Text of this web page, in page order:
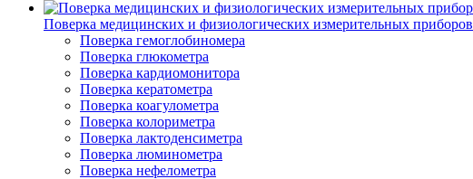
Поверка медицинских и физиологических измерительных приборов
Поверка гемоглобиномера
Поверка глюкометра
Поверка кардиомонитора
Поверка кератометра
Поверка коагулометра
Поверка колориметра
Поверка лактоденсиметра
Поверка люминометра
Поверка нефелометра